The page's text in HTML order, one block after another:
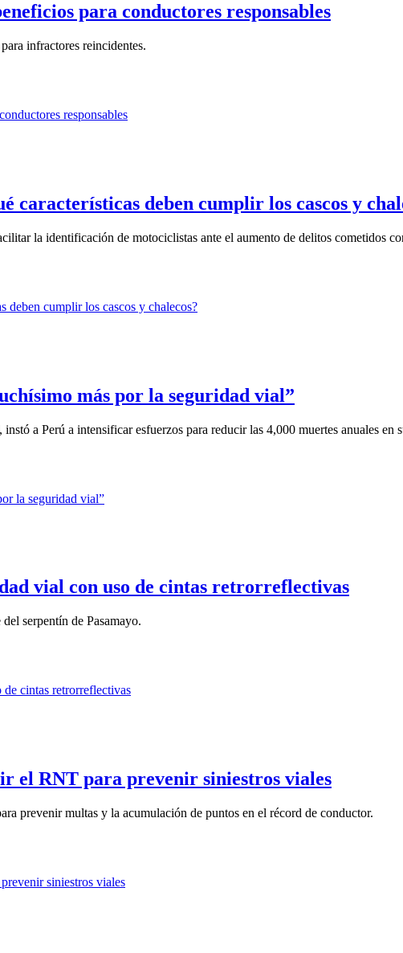
para conductores responsables
infractores reincidentes.
características deben cumplir los cascos y
la identificación de motociclistas ante el aumento de delitos cometidos
más por la seguridad vial”
a Perú a intensificar esfuerzos para reducir las 4,000 muertes anuales en
vial con uso de cintas retrorreflectivas
serpentín de Pasamayo.
el RNT para prevenir siniestros viales
prevenir multas y la acumulación de puntos en el récord de conductor.